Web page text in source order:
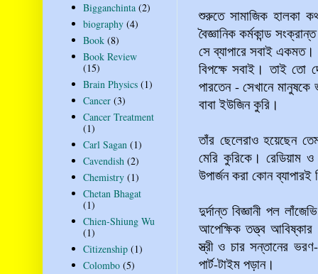
শুরুতে সামাজিক হালকা
বৈজ্ঞানিক কর্মকান্ড
সে ব্যাপারে সবাই একমত।
বিপক্ষে সবাই। তাই তো
পারতেন - সেখানে
বাবা ইউজিন কুরি।
তাঁর ছেলেরাও হয়েছেন
মেরি কুরিকে। রেডিয়াম
উপার্জন করা কোন
দুর্দান্ত বিজ্ঞানী পল
আপেক্ষিক তত্ত্ব
স্ত্রী ও চার সন্তানের
পার্ট-টাইম পড়ান।
Bigganchinta (2)
biography (4)
Book (8)
Book Review
(15)
Brain Physics (1)
Cancer (3)
Cancer Treatment
(1)
Carl Sagan (1)
Cavendish (2)
Chemistry (1)
Chetan Bhagat
(1)
Chien-Shiung Wu
(1)
Citizenship (1)
Colombo (5)